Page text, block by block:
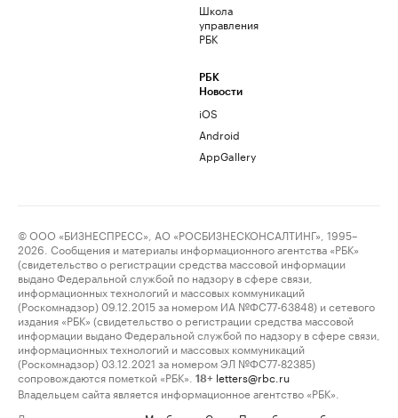
Школа
управления
РБК
РБК
Новости
iOS
Android
AppGallery
© ООО «БИЗНЕСПРЕСС», АО «РОСБИЗНЕСКОНСАЛТИНГ», 1995–
2026. Сообщения и материалы информационного агентства «РБК»
(свидетельство о регистрации средства массовой информации
выдано Федеральной службой по надзору в сфере связи,
информационных технологий и массовых коммуникаций
(Роскомнадзор) 09.12.2015 за номером ИА №ФС77-63848) и сетевого
издания «РБК» (свидетельство о регистрации средства массовой
информации выдано Федеральной службой по надзору в сфере связи,
информационных технологий и массовых коммуникаций
(Роскомнадзор) 03.12.2021 за номером ЭЛ №ФС77-82385)
сопровождаются пометкой «РБК».
18+ letters@rbc.ru
Владельцем сайта является информационное агентство «РБК».